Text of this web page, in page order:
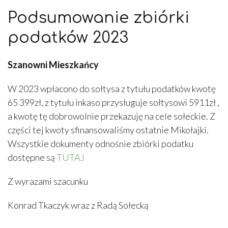
Podsumowanie zbiórki
podatków 2023
Szanowni Mieszkańcy
W 2023 wpłacono do sołtysa z tytułu podatków kwotę
65 399zł, z tytułu inkaso przysługuje sołtysowi 5911zł ,
a kwotę tę dobrowolnie przekazuję na cele sołeckie. Z
części tej kwoty sfinansowaliśmy ostatnie Mikołajki.
Wszystkie dokumenty odnośnie zbiórki podatku
dostępne sąTUTAJ
Z wyrazami szacunku
Konrad Tkaczyk wraz z Radą Sołecką